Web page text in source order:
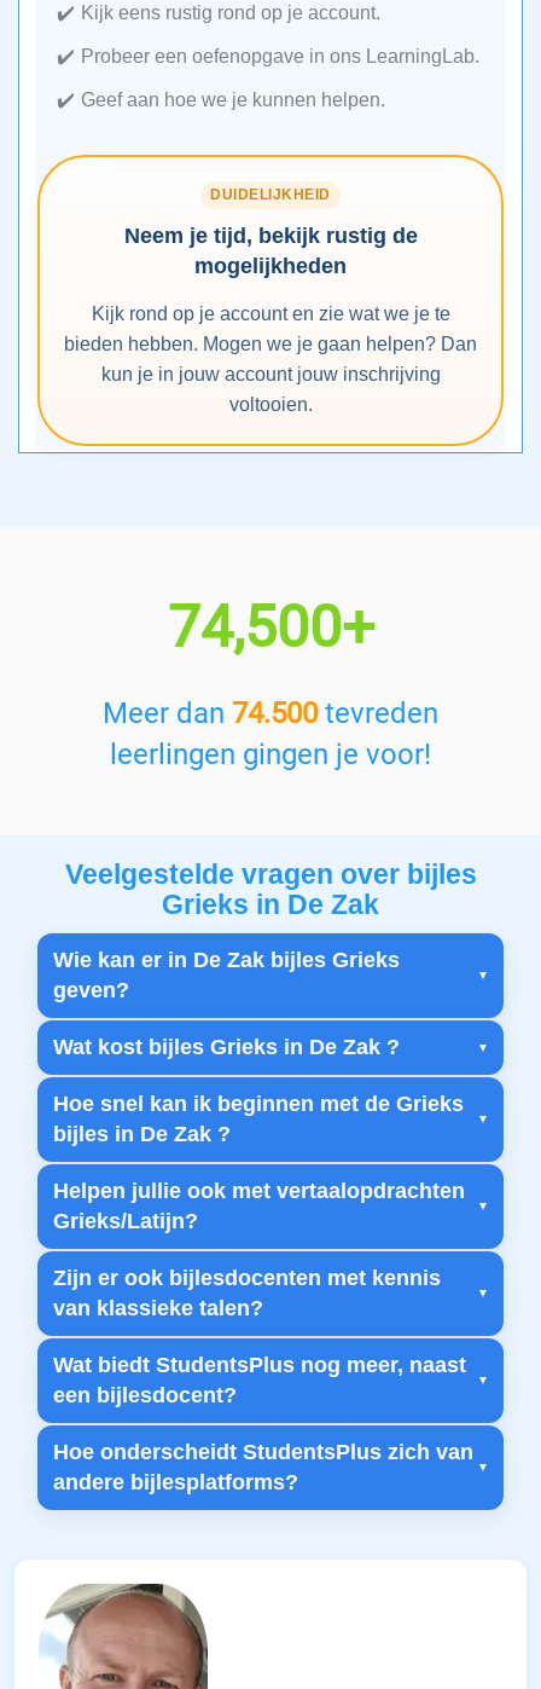
Kijk eens rustig rond op je account.
Probeer een oefenopgave in ons LearningLab.
Geef aan hoe we je kunnen helpen.
DUIDELIJKHEID
Neem je tijd, bekijk rustig de
mogelijkheden
Kijk rond op je account en zie wat we je te
bieden hebben. Mogen we je gaan helpen? Dan
kun je in jouw account jouw inschrijving
voltooien.
74,500+
Meer dan 74.500tevreden
leerlingen gingen je voor!
Veelgestelde vragen over bijles
Grieks in De Zak
Wie kan er in De Zak bijles Grieks
geven?
Wat kost bijles Grieks in De Zak ?
Hoe snel kan ik beginnen met de Grieks
bijles in De Zak ?
Helpen jullie ook met vertaalopdrachten
Grieks/Latijn?
Zijn er ook bijlesdocenten met kennis
van klassieke talen?
Wat biedt StudentsPlus nog meer, naast
een bijlesdocent?
Hoe onderscheidt StudentsPlus zich van
andere bijlesplatforms?